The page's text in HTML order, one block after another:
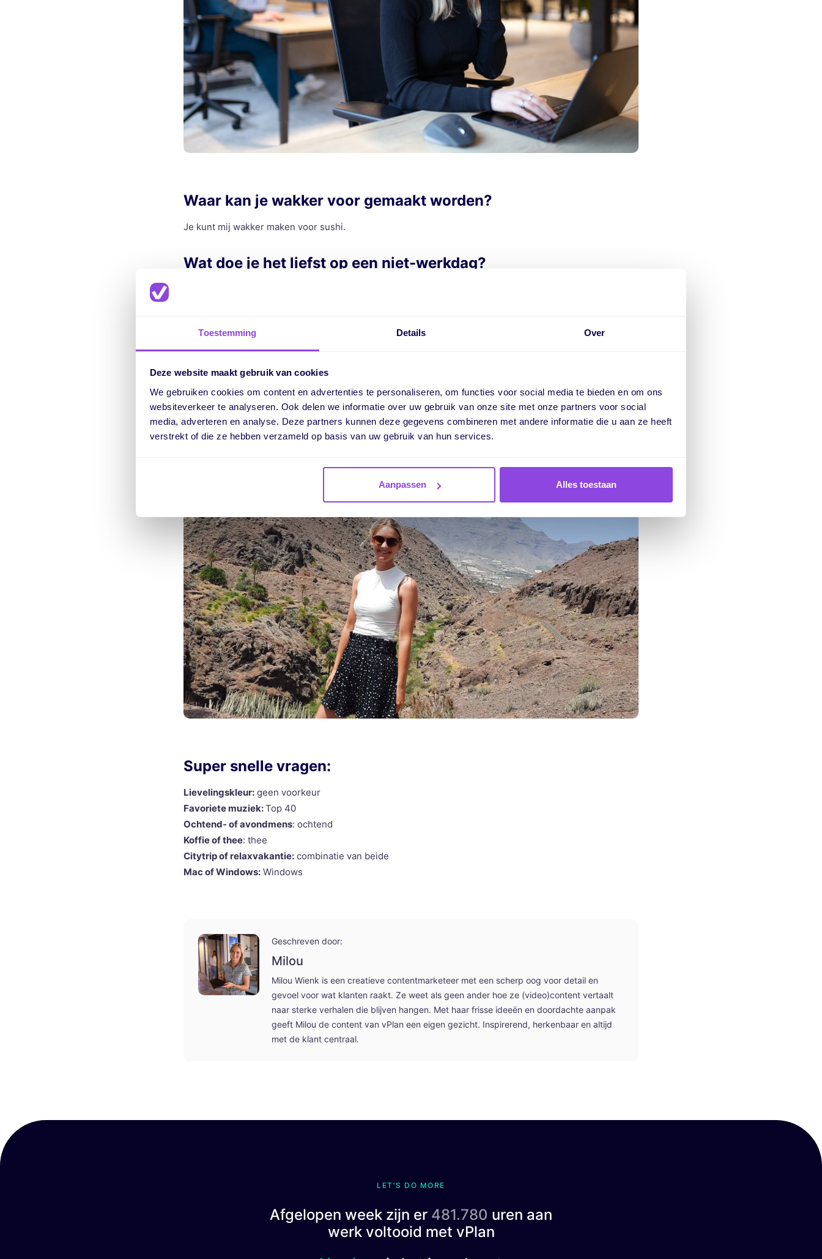
Toestemming Details Over
Deze website maakt gebruik van cookies
We gebruiken cookies om content en advertenties te personaliseren, om functies voor social media te bieden en om ons
websiteverkeer te analyseren. Ook delen we informatie over uw gebruik van onze site met onze partners voor social
media, adverteren en analyse. Deze partners kunnen deze gegevens combineren met andere informatie die u aan ze heeft
verstrekt of die ze hebben verzameld op basis van uw gebruik van hun services.
Aanpassen Alles toestaan
Waar kan je wakker voor gemaakt worden?
Je kunt mij wakker maken voor sushi.
Wat doe je het liefst op een niet-werkdag?
Wat was je favoriete vakantie?
mooi eiland waar we veel dorpjes hebben bezocht.
Super snelle vragen:
Lievelingskleur: geen voorkeur
Favoriete muziek:Top 40
Ochtend- of avondmens: ochtend
Koffie of thee: thee
Citytrip of relaxvakantie: combinatie van beide
Mac of Windows: Windows
Geschreven door:
Milou
Milou Wienk is een creatieve contentmarketeer met een scherp oog voor detail en
gevoel voor wat klanten raakt. Ze weet als geen ander hoe ze (video)content vertaalt
naar sterke verhalen die blijven hangen. Met haar frisse ideeën en doordachte aanpak
geeft Milou de content van vPlan een eigen gezicht. Inspirerend, herkenbaar en altijd
met de klant centraal.
LET'S DO MORE
Afgelopen week zijn er 481.780 uren aan
werk voltooid met vPlan